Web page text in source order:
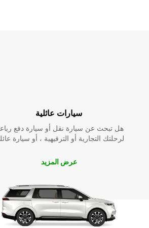
سيارات عائلية
هل تبحث عن سيارة نقل أو سيارة دفع
لرحلتك التجارية أو الترفيهية ، أو سيارة
عرض المزيد